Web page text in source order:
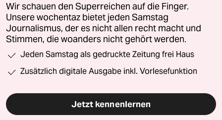
Wir schauen den Superreichen auf die Finger.
Unsere wochentaz bietet jeden Samstag
Journalismus, der es nicht allen recht macht und
Stimmen, die woanders nicht gehört werden.
Jeden Samstag als gedruckte Zeitung frei Haus
Zusätzlich digitale Ausgabe inkl. Vorlesefunktion
Jetzt kennenlernen